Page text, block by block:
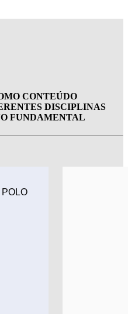
CONTEÚDO
DISCIPLINAS
FUNDAMENTAL